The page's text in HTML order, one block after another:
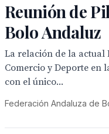
Reunión de
Bolo Andaluz
La relación de la actual
Comercio y Deporte en
con el único...
Federación Andaluza de